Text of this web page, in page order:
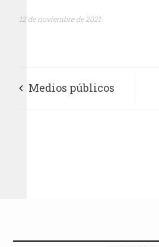
12 de noviembre de 2021
Medios públicos